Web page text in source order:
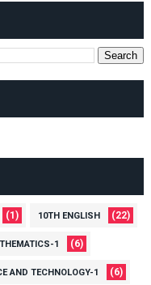
(1) 10TH ENGLISH (22)
1 (6)
AND TECHNOLOGY-1 (6)